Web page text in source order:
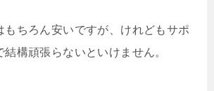
もちろん安いですが、けれどもサポ
構頑張らないといけません。